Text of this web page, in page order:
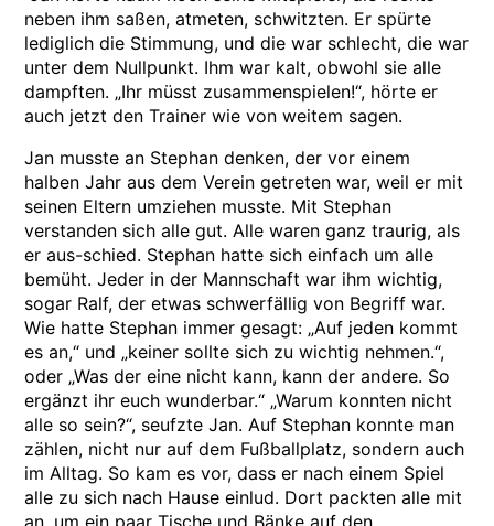
neben ihm saßen, atmeten, schwitzten. Er spürte
lediglich die Stimmung, und die war schlecht, die war
unter dem Nullpunkt. Ihm war kalt, obwohl sie alle
dampften. „Ihr müsst zusammenspielen!“, hörte er
auch jetzt den Trainer wie von weitem sagen.
Jan musste an Stephan denken, der vor einem
halben Jahr aus dem Verein getreten war, weil er mit
seinen Eltern umziehen musste. Mit Stephan
verstanden sich alle gut. Alle waren ganz traurig, als
er aus-schied. Stephan hatte sich einfach um alle
bemüht. Jeder in der Mannschaft war ihm wichtig,
sogar Ralf, der etwas schwerfällig von Begriff war.
Wie hatte Stephan immer gesagt: „Auf jeden kommt
es an,“ und „keiner sollte sich zu wichtig nehmen.“,
oder „Was der eine nicht kann, kann der andere. So
ergänzt ihr euch wunderbar.“ „Warum konnten nicht
alle so sein?“, seufzte Jan. Auf Stephan konnte man
zählen, nicht nur auf dem Fußballplatz, sondern auch
im Alltag. So kam es vor, dass er nach einem Spiel
alle zu sich nach Hause einlud. Dort packten alle mit
an, um ein paar Tische und Bänke auf den